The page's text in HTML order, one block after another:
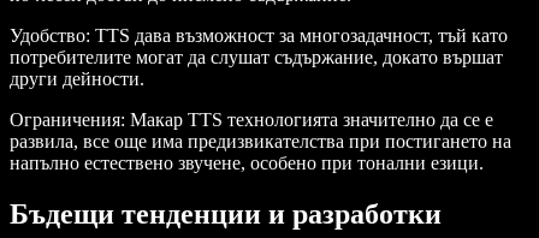
Удобство: TTS дава възможност за многозадачност, тъй като
потребителите могат да слушат съдържание, докато вършат
други дейности.
Ограничения: Макар TTS технологията значително да се е
развила, все още има предизвикателства при постигането на
напълно естествено звучене, особено при тонални езици.
Бъдещи тенденции и разработки